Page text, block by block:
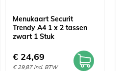
Menukaart Securit
Trendy A4 1 x 2 tassen
zwart 1 Stuk
€ 24,69
€ 29,87 Incl. BTW